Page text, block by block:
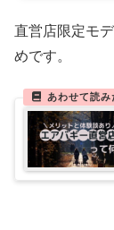
直営店限定モ
めです。